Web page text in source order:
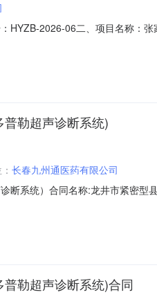
2026-06二、项目名称：
价/入围价河北交投医药物流有
勒超声诊断系统)
长春九州通医药有限公司
系统）合同名称:龙井市紧密型
九州通医药有限公司所属地域
勒超声诊断系统)合同